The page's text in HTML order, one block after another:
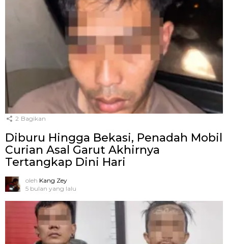
2 Bagikan
Diburu Hingga Bekasi, Penadah Mobil
Curian Asal Garut Akhirnya
Tertangkap Dini Hari
oleh Kang Zey
5 bulan yang lalu